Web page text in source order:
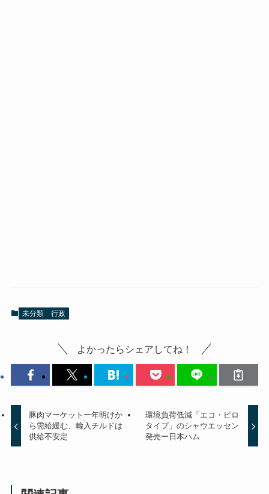
未分類 行政
よかったらシェアしてね！
豚肉マーケットー年明けか
ら需給緩む、輸入チルドは
供給不安定
環境負荷低減「エコ・ピロ
タイプ」のシャウエッセン
発売ー日本ハム